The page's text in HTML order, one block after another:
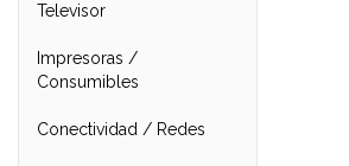
Televisor
Impresoras /
Consumibles
Conectividad / Redes